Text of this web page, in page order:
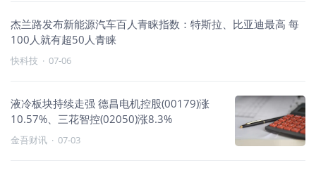
杰兰路发布新能源汽车百人青睐指数：特斯拉、比亚迪最高 每
100人就有超50人青睐
快科技 · 07-06
液冷板块持续走强 德昌电机控股(00179)涨
10.57%、三花智控(02050)涨8.3%
金吾财讯 · 07-03